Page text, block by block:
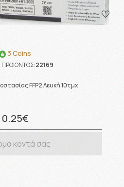
3 Coins
ΠΡΟΪΟΝΤΟΣ:22169
FFP2 Λευκή 10τμχ
0.25€
κοντά σας